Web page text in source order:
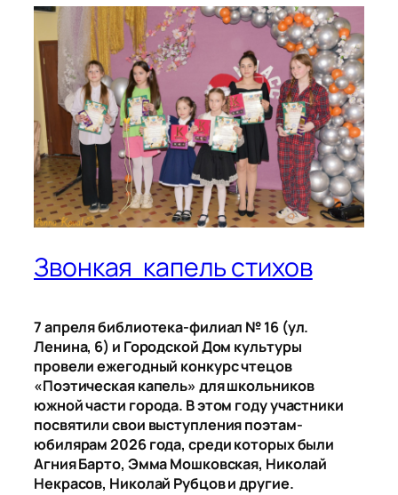
Звонкая капель стихов
7 апреля библиотека-филиал № 16 (ул.
Ленина, 6) и Городской Дом культуры
провели ежегодный конкурс чтецов
«Поэтическая капель» для школьников
южной части города. В этом году участники
посвятили свои выступления поэтам-
юбилярам 2026 года, среди которых были
Агния Барто, Эмма Мошковская, Николай
Некрасов, Николай Рубцов и другие.